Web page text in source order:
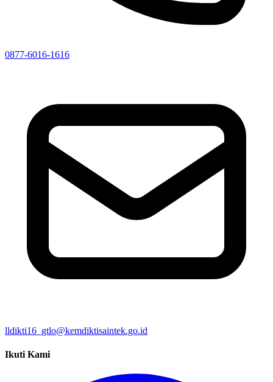
0877-6016-1616
lldikti16_gtlo@kemdiktisaintek.go.id
Ikuti Kami